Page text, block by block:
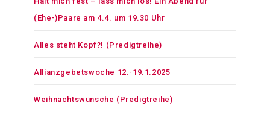
(Ehe-)Paare am 4.4. um 19.30 Uhr
Alles steht Kopf?! (Predigtreihe)
Allianzgebetswoche 12.-19.1.2025
Weihnachtswünsche (Predigtreihe)